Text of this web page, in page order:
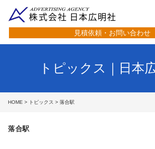
見積依頼・お問い合わせ
トピックス｜日本
HOME > トピックス > 落合駅
落合駅